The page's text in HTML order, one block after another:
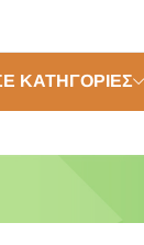
ΚΑΤΗΓΟΡΊΕΣ